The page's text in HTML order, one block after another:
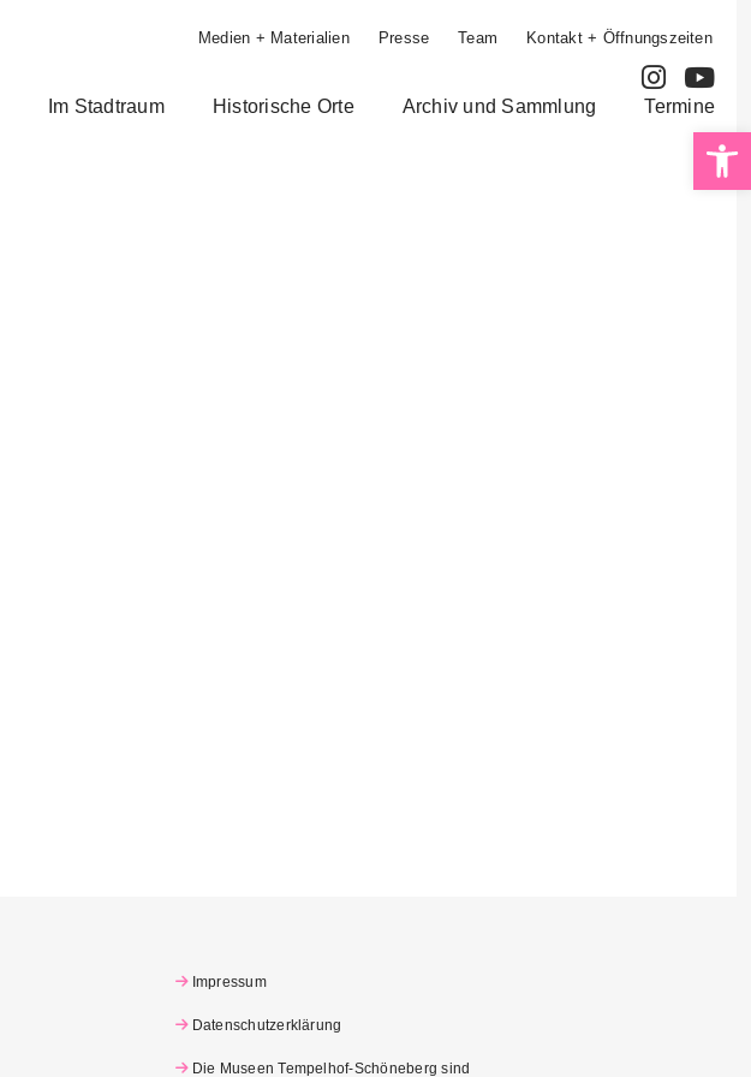
Medien + Materialien Presse Team Kontakt + Öffnungszeiten
Im Stadtraum Historische Orte Archiv und Sammlung Termine
Impressum
Datenschutzerklärung
Die Museen Tempelhof-Schöneberg sind